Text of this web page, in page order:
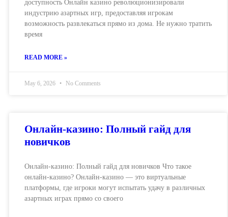
доступность Онлайн казино революционизировали
индустрию азартных игр, предоставляя игрокам
возможность развлекаться прямо из дома. Не нужно тратить
время
READ MORE »
May 6, 2026 No Comments
Онлайн-казино: Полный гайд для
новичков
Онлайн-казино: Полный гайд для новичков Что такое
онлайн-казино? Онлайн-казино — это виртуальные
платформы, где игроки могут испытать удачу в различных
азартных играх прямо со своего